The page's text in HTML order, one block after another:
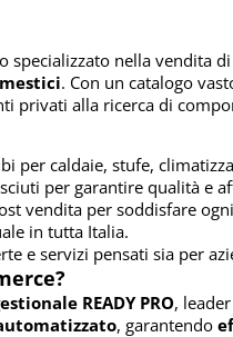
specializzato nella vendita di
. Con un catalogo
privati alla ricerca di
per caldaie, stufe,
per garantire qualità e
vendita per soddisfare
in tutta Italia.
e servizi pensati sia per
READY PRO,
, garantendo